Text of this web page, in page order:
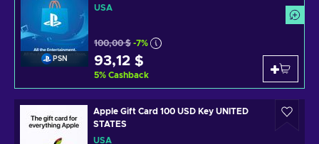
PSN
USA
100,00 $ -7%
93,12 $
5% Cashback
Apple Gift Card 100 USD Key UNITED
STATES
USA